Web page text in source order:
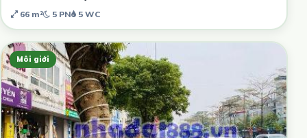
66 m² 5 PN 5 WC
Môi giới